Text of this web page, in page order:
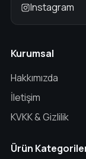
Instagram
Kurumsal
Hakkımızda
İletişim
KVKK & Gizlilik
Ürün